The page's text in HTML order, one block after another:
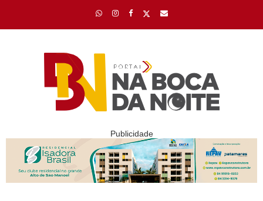
Publicidade